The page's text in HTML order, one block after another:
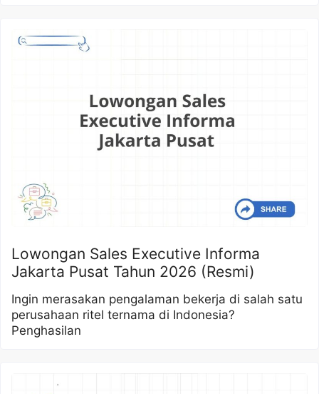
Lowongan Sales Executive Informa
Jakarta Pusat Tahun 2026 (Resmi)
Ingin merasakan pengalaman bekerja di salah satu
perusahaan ritel ternama di Indonesia?
Penghasilan